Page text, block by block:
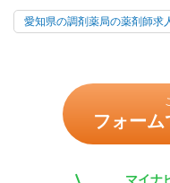
愛知県の調剤薬局の薬剤師求
フォーム
マイナ